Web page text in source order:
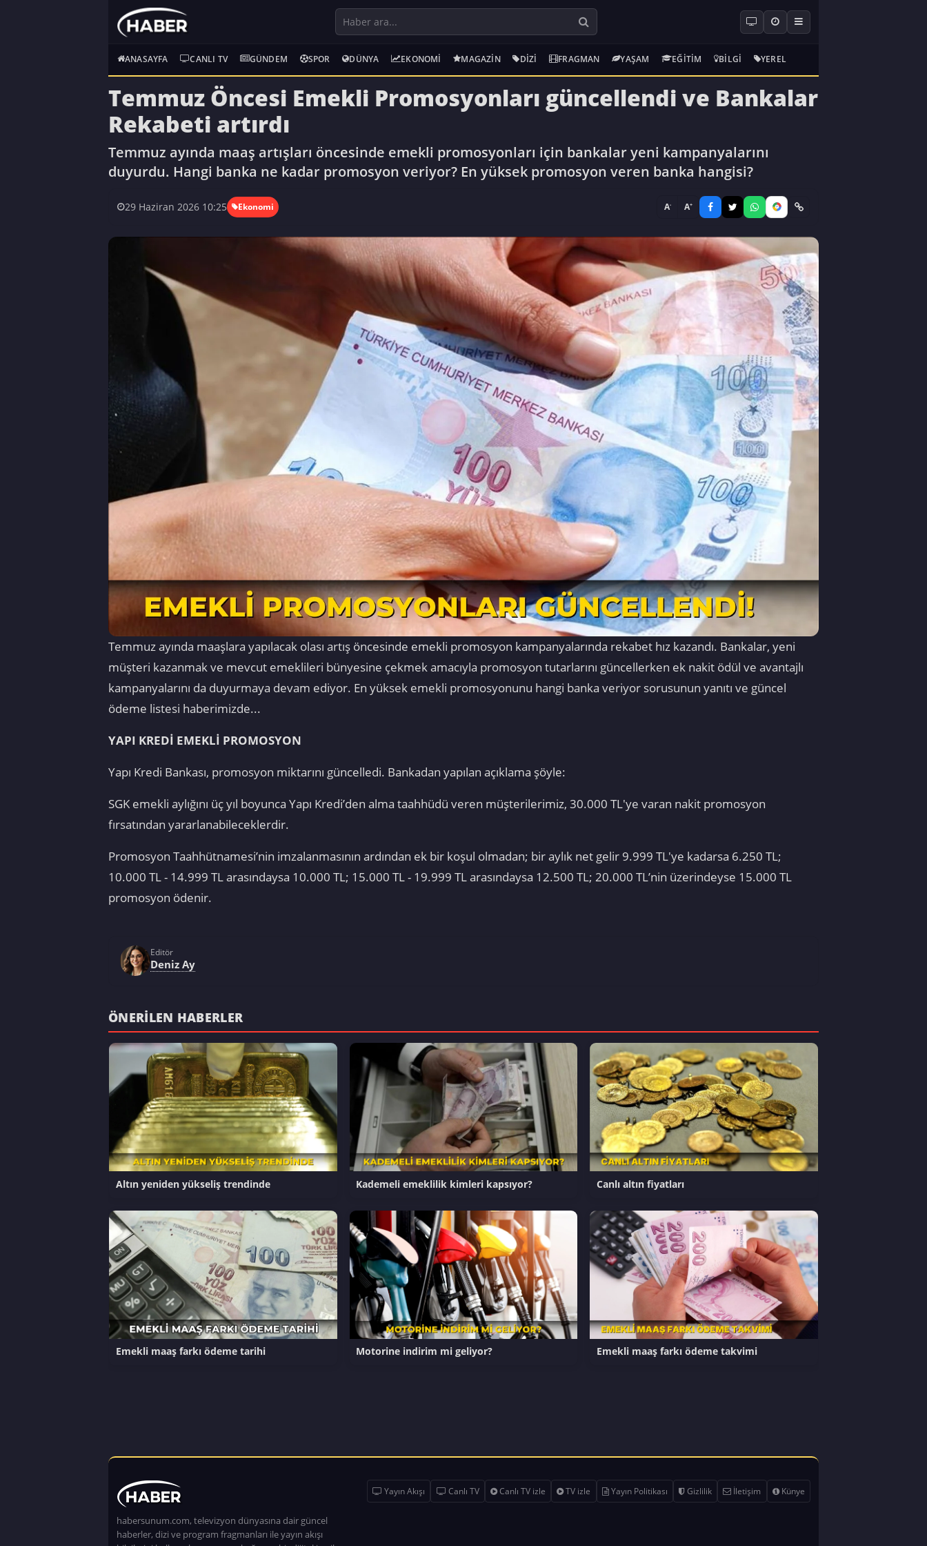
ANASAYFA CANLI TV GÜNDEM SPOR DÜNYA EKONOMI MAGAZIN DIZI FRAGMAN YAŞAM EĞITIM BILGI YEREL
Temmuz Öncesi Emekli Promosyonları güncellendi ve Bankalar
Rekabeti artırdı
Temmuz ayında maaş artışları öncesinde emekli promosyonları için bankalar yeni kampanyalarını
duyurdu. Hangi banka ne kadar promosyon veriyor? En yüksek promosyon veren banka hangisi?
29 Haziran 2026 10:25 Ekonomi A- A+
Temmuz ayında maaşlara yapılacak olası artış öncesinde emekli promosyon kampanyalarında rekabet hız kazandı. Bankalar, yeni
müşteri kazanmak ve mevcut emeklileri bünyesine çekmek amacıyla promosyon tutarlarını güncellerken ek nakit ödül ve avantajlı
kampanyalarını da duyurmaya devam ediyor. En yüksek emekli promosyonunu hangi banka veriyor sorusunun yanıtı ve güncel
ödeme listesi haberimizde...
YAPI KREDİ EMEKLİ PROMOSYON
Yapı Kredi Bankası, promosyon miktarını güncelledi. Bankadan yapılan açıklama şöyle:
SGK emekli aylığını üç yıl boyunca Yapı Kredi’den alma taahhüdü veren müşterilerimiz, 30.000 TL'ye varan nakit promosyon
fırsatından yararlanabileceklerdir.
Promosyon Taahhütnamesi’nin imzalanmasının ardından ek bir koşul olmadan; bir aylık net gelir 9.999 TL'ye kadarsa 6.250 TL;
10.000 TL - 14.999 TL arasındaysa 10.000 TL; 15.000 TL - 19.999 TL arasındaysa 12.500 TL; 20.000 TL’nin üzerindeyse 15.000 TL
promosyon ödenir.
Editör
Deniz Ay
ÖNERILEN HABERLER
Altın yeniden yükseliş trendinde Kademeli emeklilik kimleri kapsıyor? Canlı altın fiyatları
Emekli maaş farkı ödeme tarihi Motorine indirim mi geliyor? Emekli maaş farkı ödeme takvimi
habersunum.com, televizyon dünyasına dair güncel
haberler, dizi ve program fragmanları ile yayın akışı
Yayın Akışı Canlı TV Canlı TV izle TV izle Yayın Politikası Gizlilik İletişim Künye